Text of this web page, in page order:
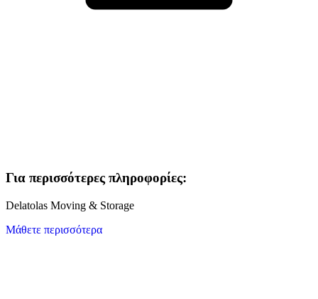
Για περισσότερες πληροφορίες:
Delatolas Moving & Storage
Μάθετε περισσότερα